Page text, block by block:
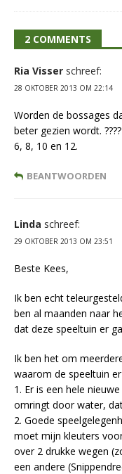
2 COMMENTS
Ria Visser schreef:
28 OKTOBER 2013 OM 22:14
Worden de bossages
beter gezien wordt.
6, 8, 10 en 12.
BEANTWOORDEN
Linda schreef:
29 OKTOBER 2013 OM 23:51
Beste Kees,
Ik ben echt
ben al maanden naar
dat deze speeltuin er
Ik ben het om
waarom de speeltuin
1. Er is een hele
omringt door water,
2. Goede
moet mijn kleuters
over 2 drukke wegen
een andere